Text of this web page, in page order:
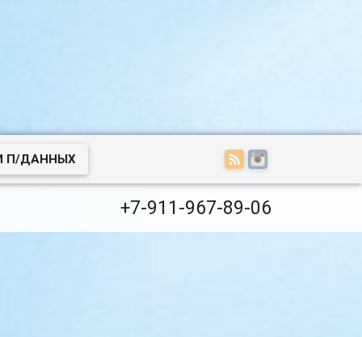
П/ДАННЫХ
+7-911-967-89-06